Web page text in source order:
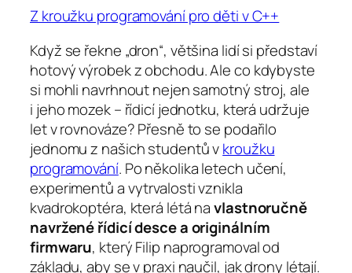
Z kroužku programování pro děti v C++
Když se řekne „dron“, většina lidí si představí
hotový výrobek z obchodu. Ale co kdybyste
si mohli navrhnout nejen samotný stroj, ale
i jeho mozek – řídicí jednotku, která udržuje
let v rovnováze? Přesně to se podařilo
jednomu z našich studentů vkroužku
programování. Po několika letech učení,
experimentů a vytrvalosti vznikla
kvadrokoptéra, která létá navlastnoručně
navržené řídicí desce a originálním
firmwaru, který Filip naprogramoval od
základu, aby se v praxi naučil, jak drony létají.